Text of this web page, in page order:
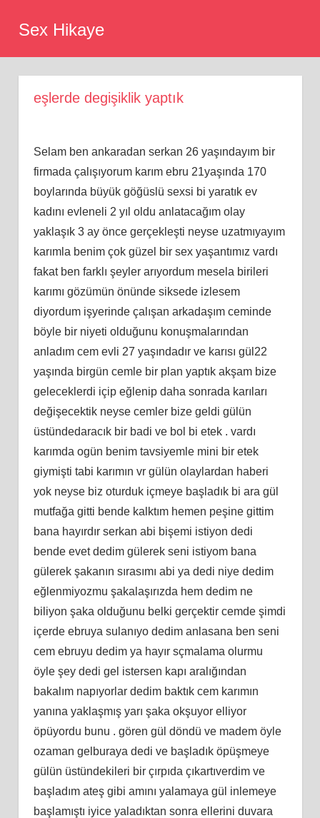
Sex Hikaye
eşlerde degişiklik yaptık
Selam ben ankaradan serkan 26 yaşındayım bir
firmada çalışıyorum karım ebru 21yaşında 170
boylarında büyük göğüslü sexsi bi yaratık ev
kadını evleneli 2 yıl oldu anlatacağım olay
yaklaşık 3 ay önce gerçekleşti neyse uzatmıyayım
karımla benim çok güzel bir sex yaşantımız vardı
fakat ben farklı şeyler arıyordum mesela birileri
karımı gözümün önünde siksede izlesem
diyordum işyerinde çalışan arkadaşım ceminde
böyle bir niyeti olduğunu konuşmalarından
anladım cem evli 27 yaşındadır ve karısı gül22
yaşında birgün cemle bir plan yaptık akşam bize
geleceklerdi içip eğlenip daha sonrada karıları
değişecektik neyse cemler bize geldi gülün
üstündedaracık bir badi ve bol bi etek . vardı
karımda ogün benim tavsiyemle mini bir etek
giymişti tabi karımın vr gülün olaylardan haberi
yok neyse biz oturduk içmeye başladık bi ara gül
mutfağa gitti bende kalktım hemen peşine gittim
bana hayırdır serkan abi bişemi istiyon dedi
bende evet dedim gülerek seni istiyom bana
gülerek şakanın sırasımı abi ya dedi niye dedim
eğlenmiyozmu şakalaşırızda hem dedim ne
biliyon şaka olduğunu belki gerçektir cemde şimdi
içerde ebruya sulanıyo dedim anlasana ben seni
cem ebruyu dedim ya hayır sçmalama olurmu
öyle şey dedi gel istersen kapı aralığından
bakalım napıyorlar dedim baktık cem karımın
yanına yaklaşmış yarı şaka okşuyor elliyor
öpüyordu bunu . gören gül döndü ve madem öyle
ozaman gelburaya dedi ve başladık öpüşmeye
gülün üstündekileri bir çırpıda çıkartıverdim ve
başladım ateş gibi amını yalamaya gül inlemeye
başlamıştı iyice yaladıktan sonra ellerini duvara